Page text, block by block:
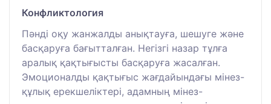
Конфликтология
Пәнді оқу жанжалды анықтауға, шешуге және
басқаруға бағытталған. Негізгі назар тұлға
аралық қақтығысты басқаруға жасалған.
Эмоционалды қақтығыс жағдайындағы мінез-
құлық ерекшеліктері, адамның мінез-